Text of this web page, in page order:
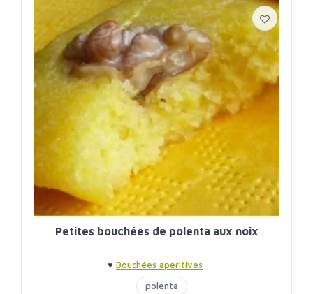
Petites bouchées de polenta aux noix
♥ Bouchées apéritives
polenta